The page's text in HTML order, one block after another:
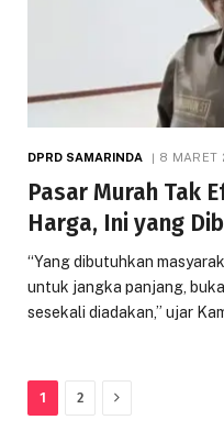
DPRD SAMARINDA 8 MARET
Pasar Murah Tak
Harga, Ini yang
“Yang dibutuhkan
untuk jangka panjang,
sesekali diadakan,” ujar
1 2 Next